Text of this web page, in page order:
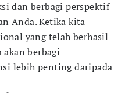
dan berbagi perspektif
Anda. Ketika kita
yang telah berhasil
akan berbagi
lebih penting daripada